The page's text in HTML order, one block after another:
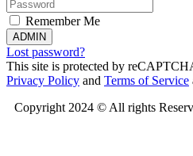
Remember Me
ADMIN
Lost password?
This site is protected by
Privacy Policy and Terms of Service
Copyright 2024 © All rights